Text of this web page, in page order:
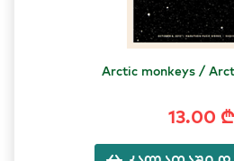
Arctic monkeys /
13.00 ₾